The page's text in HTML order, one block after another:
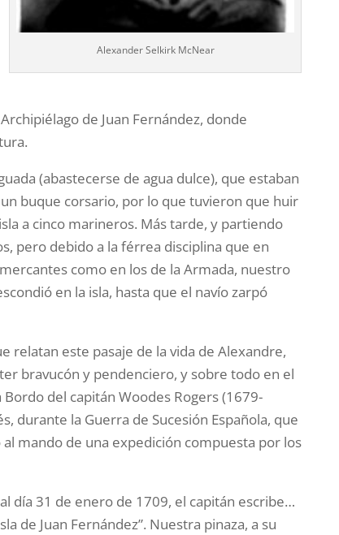
Alexander Selkirk McNear
de Juan Fernández, donde
(abastecerse de agua dulce), que estaban
buque corsario, por lo que tuvieron que huir
a cinco marineros. Más tarde, y partiendo
pero debido a la férrea disciplina que en
como en los de la Armada, nuestro
en la isla, hasta que el navío zarpó
relatan este pasaje de la vida de Alexandre,
bravucón y pendenciero, y sobre todo en el
del capitán Woodes Rogers (1679-
durante la Guerra de Sucesión Española, que
mando de una expedición compuesta por los
día 31 de enero de 1709, el capitán escribe…
de Juan Fernández”. Nuestra pinaza, a su